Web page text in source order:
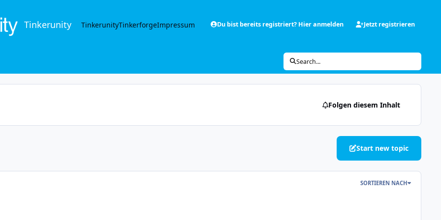
Tinkerunity TinkerunityTinkerforgeImpressum Du bist bereits registriert? Hier anmelden Jetzt registrieren
Search...
Folgen diesem Inhalt
Start new topic
SORTIEREN NACH